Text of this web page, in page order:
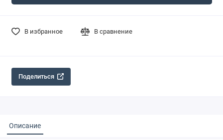
В избранное В сравнение
Поделиться
Описание